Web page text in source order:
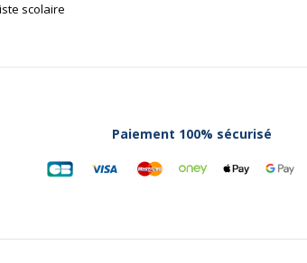
scolaire
Paiement 100% sécurisé